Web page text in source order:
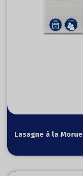
Lasagne à la Morue